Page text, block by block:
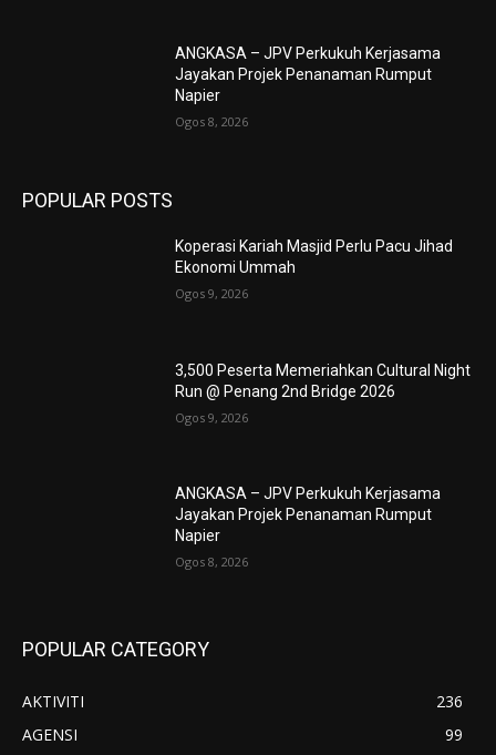
ANGKASA – JPV Perkukuh Kerjasama
Jayakan Projek Penanaman Rumput
Napier
Ogos 8, 2026
POPULAR POSTS
Koperasi Kariah Masjid Perlu Pacu Jihad
Ekonomi Ummah
Ogos 9, 2026
3,500 Peserta Memeriahkan Cultural Night
Run @ Penang 2nd Bridge 2026
Ogos 9, 2026
ANGKASA – JPV Perkukuh Kerjasama
Jayakan Projek Penanaman Rumput
Napier
Ogos 8, 2026
POPULAR CATEGORY
AKTIVITI
236
AGENSI
99